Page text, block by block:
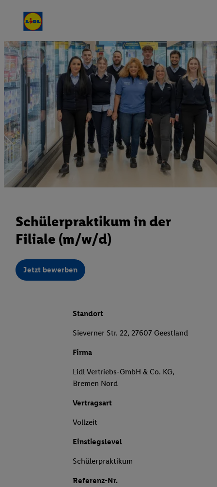
Schülerpraktikum in der
Filiale (m/w/d)
Jetzt bewerben
Standort
Sieverner Str. 22, 27607 Geestland
Firma
Lidl Vertriebs-GmbH & Co. KG,
Bremen Nord
Vertragsart
Vollzeit
Einstiegslevel
Schülerpraktikum
Referenz-Nr.